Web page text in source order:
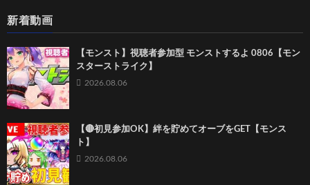
新着動画
【モンスト】視聴者参加型 モンストするよ 0806【モン
スターストライク】
2026.08.06
【🔴初見参加OK】絆を貯めてオーブをGET【モンス
ト】
2026.08.06